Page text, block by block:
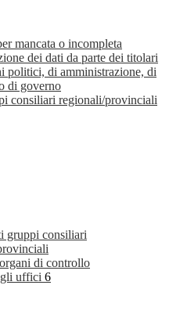
mancata o incompleta
dei dati da parte dei titolari
politici, di amministrazione, di
di governo
consiliari regionali/provinciali
gruppi consiliari
di controllo
uffici 6